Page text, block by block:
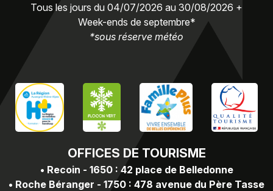
OFFICES DE TOURISME
• Recoin - 1650 : 42 place de Belledonne
• Roche Béranger - 1750 : 478 avenue du Père Tasse
Tous les jours du 04/07/2026 au 30/08/2026 +
Week-ends de septembre*
*sous réserve météo